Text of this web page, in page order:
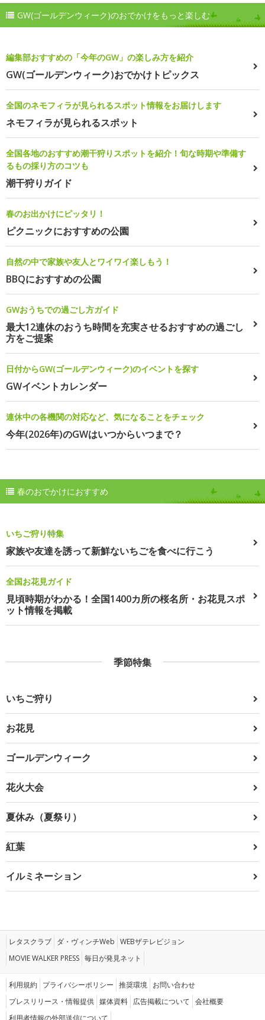
GW(ゴールデンウィーク)のおでかけをもっと楽しむ
編集部おすすめの「今年のGW」の楽しみ方を紹介
GW(ゴールデンウィーク)おでかけトピックス
全国のネモフィラが見られるスポット情報をお届けします
ネモフィラが見られるスポット
全国各地のおすすめ潮干狩りスポットを紹介！旬な時期や準備す
るもの採り方のコツも
潮干狩りガイド
春のお出かけにピッタリ！
ピクニックにおすすめの公園
自然の中で家族や友人とワイワイ楽しもう！
BBQにおすすめの公園
GWおうちでの過ごし方ガイド
最大12連休のおうち時間を充実させるおすすめの過ごし
方をご提案
日付からGW(ゴールデンウィーク)のイベントを探す
GWイベントカレンダー
連休中の各機関の対応など、気になることをチェック
今年(2026年)のGWはいつからいつまで？
春のおでかけにおすすめ
いちご狩り特集
家族や友達を誘って新鮮ないちごを食べに行こう
全国お花見ガイド
見頃時期がわかる！全国1400カ所の桜名所・お花見スポ
ット情報を掲載
季節特集
いちご狩り
お花見
ゴールデンウィーク
花火大会
夏休み（夏祭り）
紅葉
イルミネーション
レタスクラブ ダ・ヴィンチWeb WEBザテレビジョン
MOVIE WALKER PRESS 毎日が発見ネット
利用規約 プライバシーポリシー 推奨環境 お問い合わせ
プレスリリース・情報提供 媒体資料 広告掲載について 会社概要
利用者情報の外部送信について